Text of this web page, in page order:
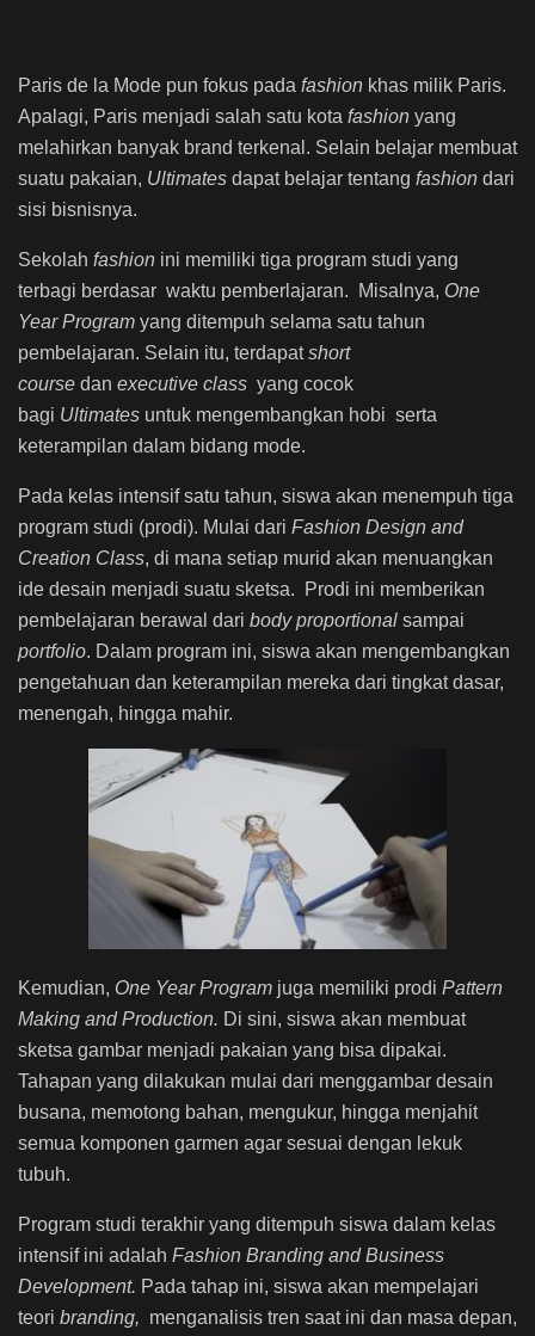
Paris de la Mode pun fokus pada fashion khas milik Paris.
Apalagi, Paris menjadi salah satu kota fashion yang
melahirkan banyak brand terkenal. Selain belajar membuat
suatu pakaian, Ultimates dapat belajar tentang fashion dari
sisi bisnisnya.
Sekolah fashion ini memiliki tiga program studi yang
terbagi berdasar waktu pemberlajaran. Misalnya, One
Year Program yang ditempuh selama satu tahun
pembelajaran. Selain itu, terdapatshort
course dan executive class yang cocok
bagi Ultimates untuk mengembangkan hobi serta
keterampilan dalam bidang mode.
Pada kelas intensif satu tahun, siswa akan menempuh tiga
program studi (prodi). Mulai dari Fashion Design and
Creation Class, di mana setiap murid akan menuangkan
ide desain menjadi suatu sketsa.
Prodi ini memberikan
pembelajaran berawal dari body proportional sampai
portfolio. Dalam program ini, siswa akan mengembangkan
pengetahuan dan keterampilan mereka dari tingkat dasar,
menengah, hingga mahir.
Kemudian, One Year Program juga memiliki prodi Pattern
Making and Production. Di sini, siswa akan membuat
sketsa gambar menjadi pakaian yang bisa dipakai.
Tahapan yang dilakukan mulai dari menggambar desain
busana, memotong bahan, mengukur, hingga menjahit
semua komponen garmen agar sesuai dengan lekuk
tubuh.
Program studi terakhir yang ditempuh siswa dalam kelas
intensif ini adalah Fashion Branding and Business
Development. Pada tahap ini, siswa akan mempelajari
teori branding, menganalisis tren saat ini dan masa depan,